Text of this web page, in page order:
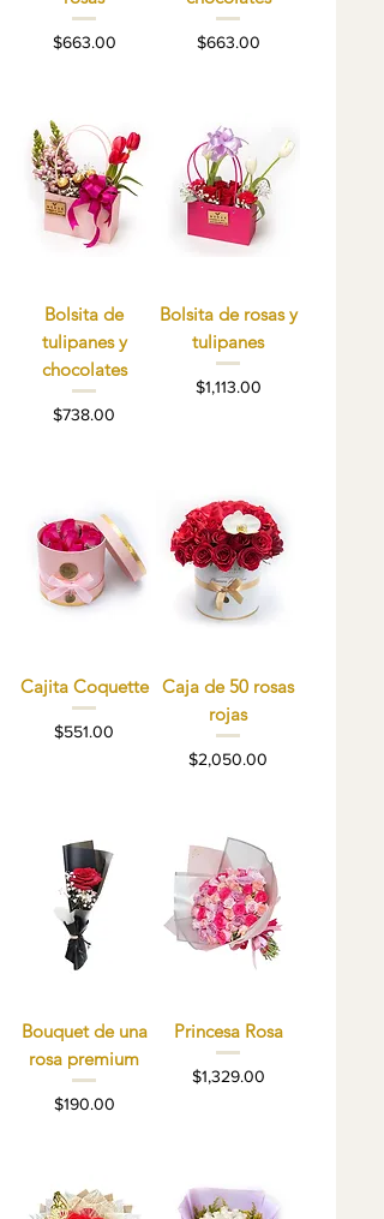
Precio
$663.00 Precio
$663.00
Bolsita de
tulipanes y
chocolates
Precio
$738.00
Bolsita de rosas y
tulipanes
Precio
$1,113.00
Cajita Coquette
Precio
$551.00
Caja de 50 rosas
rojas
Precio
$2,050.00
Bouquet de una
rosa premium
Precio
$190.00
Princesa Rosa
Precio
$1,329.00